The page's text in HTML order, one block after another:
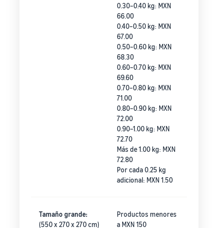
0.30–0.40 kg: MXN
66.00
0.40–0.50 kg: MXN
67.00
0.50–0.60 kg: MXN
68.30
0.60–0.70 kg: MXN
69.60
0.70–0.80 kg: MXN
71.00
0.80–0.90 kg: MXN
72.00
0.90–1.00 kg: MXN
72.70
Más de 1.00 kg: MXN
72.80
Por cada 0.25 kg
adicional: MXN 1.50
Tamaño grande:
(550 x 270 x 270 cm)
Productos menores
a MXN 150